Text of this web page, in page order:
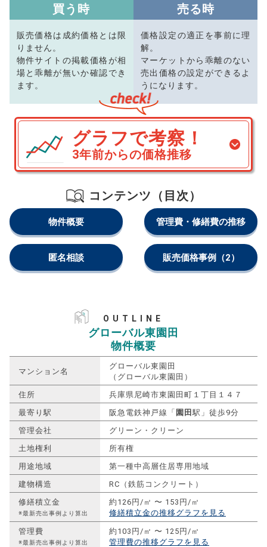
買う時
販売価格は成約価格とは限
りません。
物件サイトの掲載価格が相
場と乖離が無いか確認でき
ます。
売る時
価格設定の適正を事前に理
解。
マーケットから乖離のない
売出価格の設定ができるよ
うになります。
グラフで考察！
3年前からの価格推移
コンテンツ（目次）
物件概要 管理費・修繕費の推移
匿名相談 販売価格事例 （2）
OUTLINE
グローバル東園田
物件概要
マンション名
グローバル東園田
（グローバル東園田）
住所
兵庫県尼崎市東園田町１丁目１４７
最寄り駅
阪急電鉄神戸線「 園田駅」徒歩9分
管理会社
グリーン・クリーン
土地権利
所有権
用途地域
第一種中高層住居専用地域
建物構造
RC（鉄筋コンクリート）
修繕積立金
※最新売出事例より算出
約126円/㎡ 〜 153円/㎡
修繕積立金の推移グラフを見る
管理費
※最新売出事例より算出
約103円/㎡ 〜 125円/㎡
管理費の推移グラフを見る